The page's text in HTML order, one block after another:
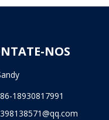
NOS
18930817991